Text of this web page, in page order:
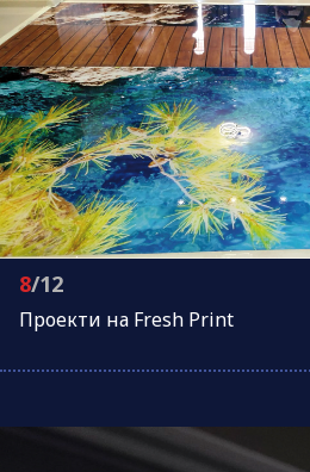
8/12
Проeкти на Fresh Print